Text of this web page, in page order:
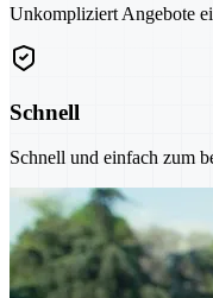
Unkompliziert Angebote
Schnell
Schnell und einfach zum